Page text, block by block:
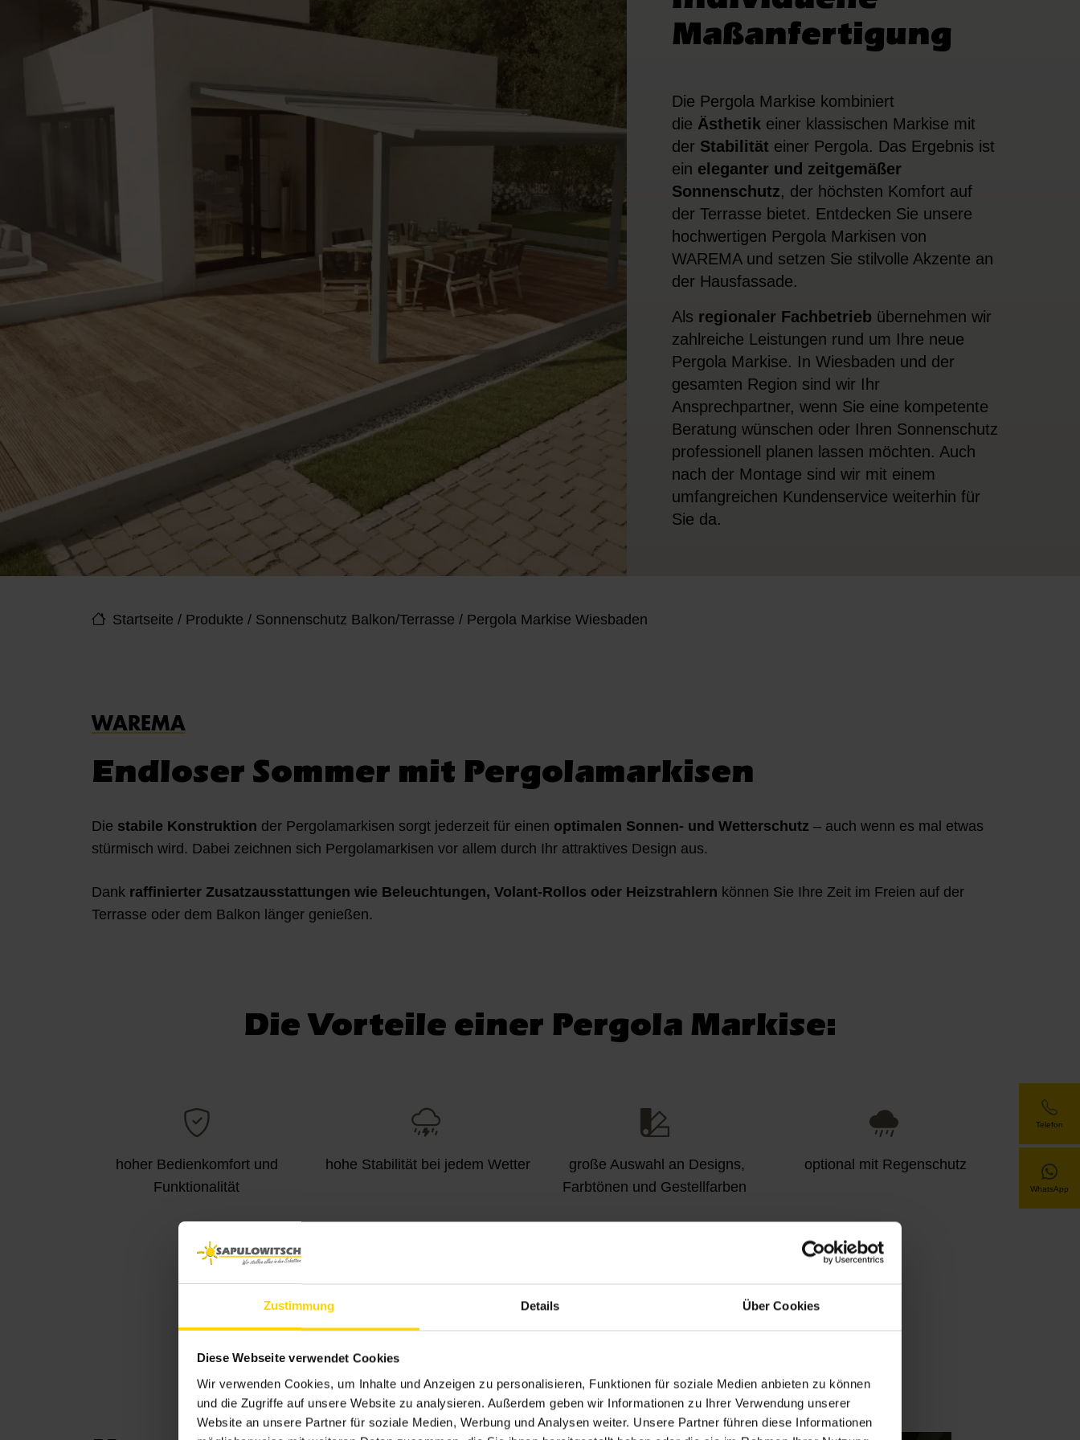
Zustimmung Details Über Cookies
Diese Webseite verwendet Cookies
Wir verwenden Cookies, um Inhalte und Anzeigen zu personalisieren, Funktionen für soziale Medien anbieten zu können
und die Zugriffe auf unsere Website zu analysieren. Außerdem geben wir Informationen zu Ihrer Verwendung unserer
Website an unsere Partner für soziale Medien, Werbung und Analysen weiter. Unsere Partner führen diese Informationen
Startseite / Produkte / Sonnenschutz Balkon/Terrasse / Pergola Markise Wiesbaden
Maßanfertigung
Die Pergola Markise kombiniert
die Ästhetikeiner klassischen Markise mit
der Stabilitäteiner Pergola. Das Ergebnis ist
ein eleganter und zeitgemäßer
Sonnenschutz, der höchsten Komfort auf
der Terrasse bietet. Entdecken Sie unsere
hochwertigen Pergola Markisen von
WAREMA und setzen Sie stilvolle Akzente an
der Hausfassade.
Als regionaler Fachbetrieb übernehmen wir
zahlreiche Leistungen rund um Ihre neue
Pergola Markise. In Wiesbaden und der
gesamten Region sind wir Ihr
Ansprechpartner, wenn Sie eine kompetente
Beratung wünschen oder Ihren Sonnenschutz
professionell planen lassen möchten. Auch
nach der Montage sind wir mit einem
umfangreichen Kundenservice weiterhin für
Sie da.
WAREMA
Endloser Sommer mit Pergolamarkisen
Die stabile Konstruktion der Pergolamarkisen sorgt jederzeit für einen optimalen Sonnen- und Wetterschutz – auch wenn es mal etwas
stürmisch wird. Dabei zeichnen sich Pergolamarkisen vor allem durch Ihr attraktives Design aus.
Dank raffinierter Zusatzausstattungen wie Beleuchtungen, Volant-Rollos oder Heizstrahlern können Sie Ihre Zeit im Freien auf der
Terrasse oder dem Balkon länger genießen.
Die Vorteile einer Pergola Markise:
hoher Bedienkomfort und
Funktionalität
hohe Stabilität bei jedem Wetter
große Auswahl an Designs,
Farbtönen und Gestellfarben
optional mit Regenschutz
viele Ausstattungsextras (z. B.
Telefon
WhatsApp